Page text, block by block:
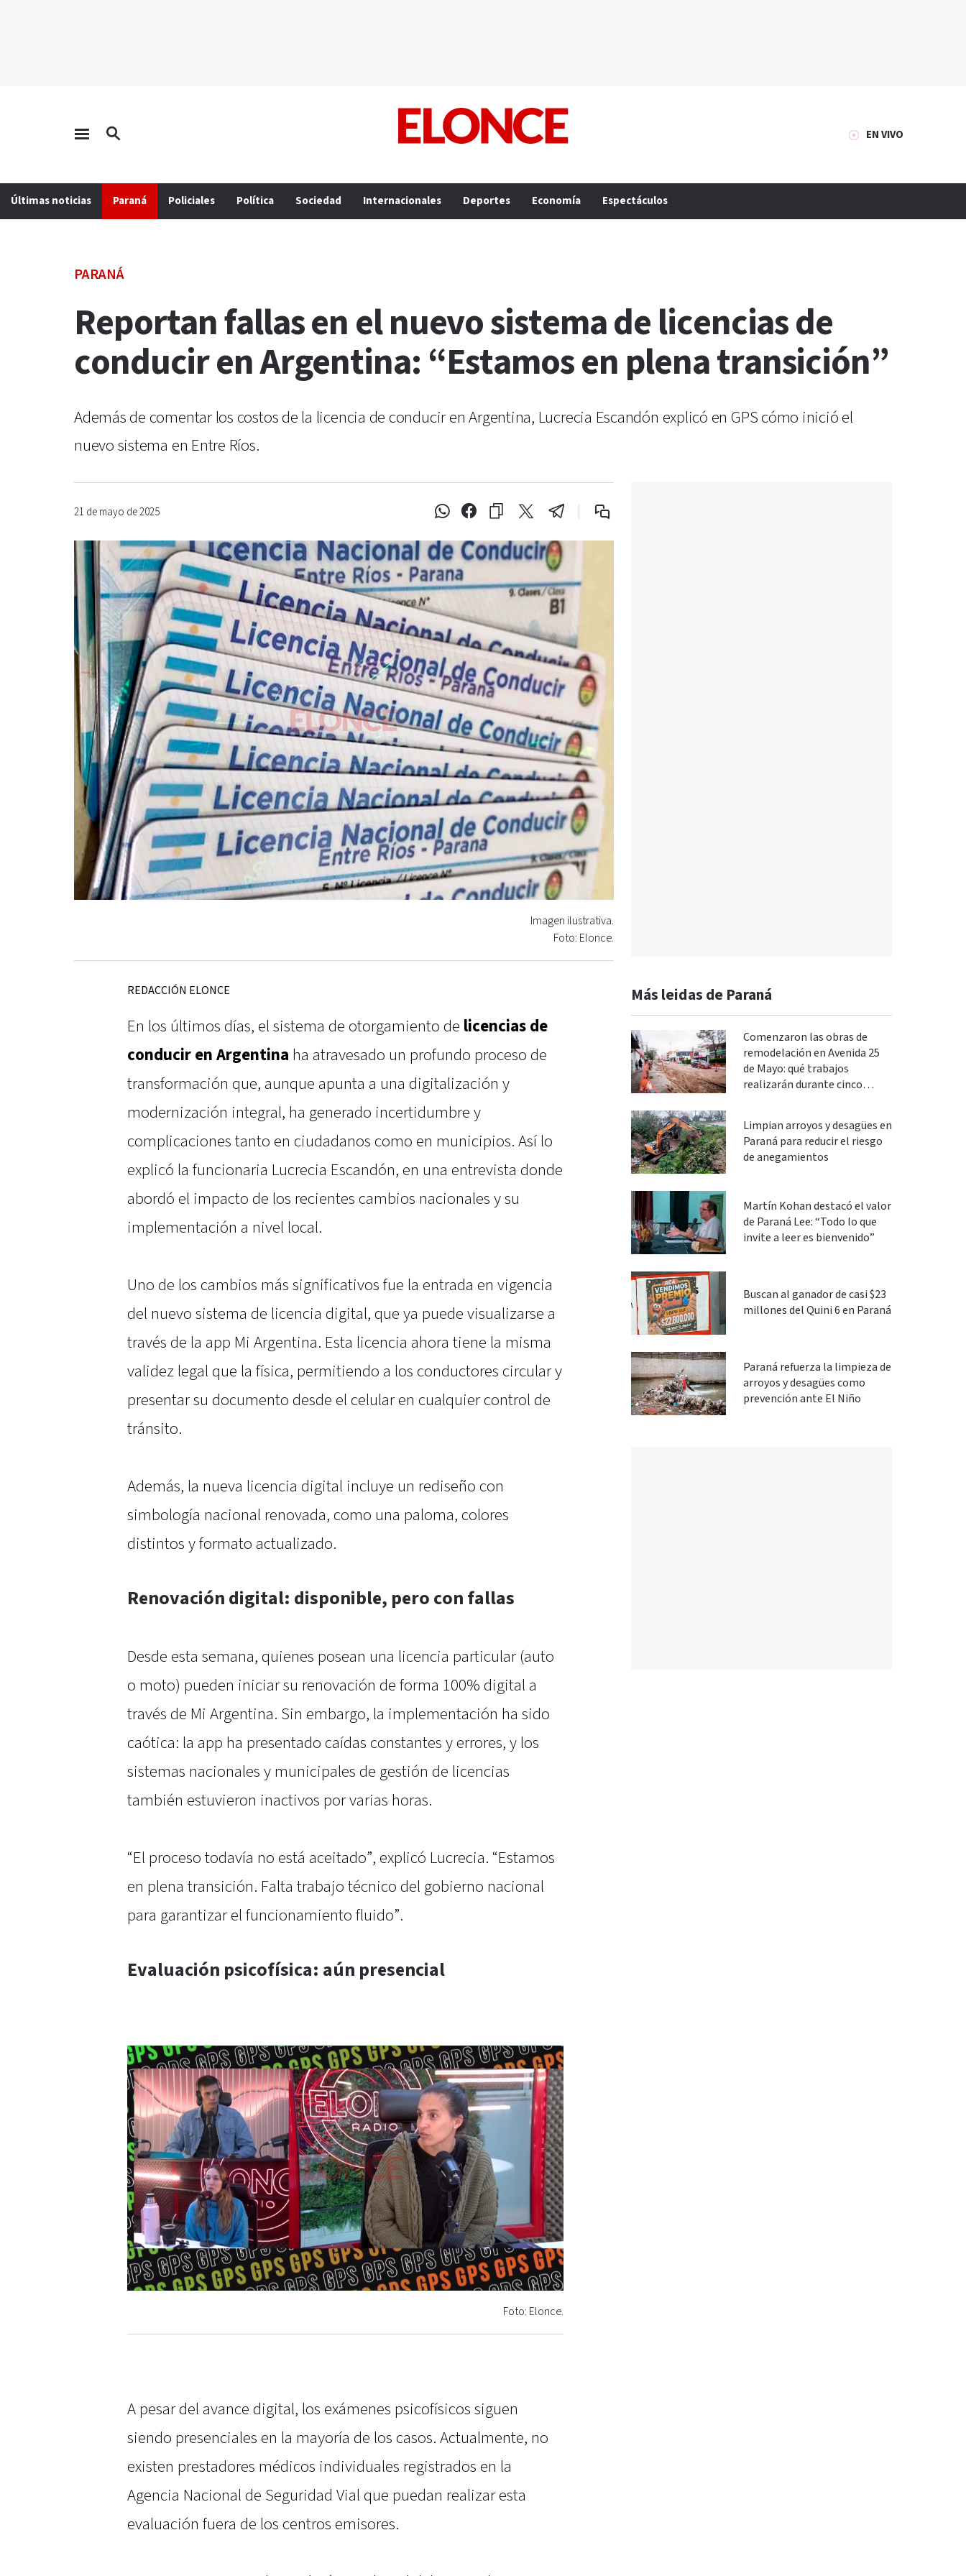
EN VIVO
Últimas noticias Paraná Policiales Política Sociedad Internacionales Deportes Economía Espectáculos
PARANÁ
Reportan fallas en el nuevo sistema de licencias de
conducir en Argentina: “Estamos en plena transición”
Además de comentar los costos de la licencia de conducir en Argentina, Lucrecia Escandón explicó en GPS cómo inició el
nuevo sistema en Entre Ríos.
21 de mayo de 2025
Imagen ilustrativa.
Foto: Elonce.
REDACCIÓN ELONCE
En los últimos días, el sistema de otorgamiento de licencias de
conducir en Argentina ha atravesado un profundo proceso de
transformación que, aunque apunta a una digitalización y
modernización integral, ha generado incertidumbre y
complicaciones tanto en ciudadanos como en municipios. Así lo
explicó la funcionaria Lucrecia Escandón, en una entrevista donde
abordó el impacto de los recientes cambios nacionales y su
implementación a nivel local.
Uno de los cambios más significativos fue la entrada en vigencia
del nuevo sistema de licencia digital, que ya puede visualizarse a
través de la app Mi Argentina. Esta licencia ahora tiene la misma
validez legal que la física, permitiendo a los conductores circular y
presentar su documento desde el celular en cualquier control de
tránsito.
Además, la nueva licencia digital incluye un rediseño con
simbología nacional renovada, como una paloma, colores
distintos y formato actualizado.
Renovación digital: disponible, pero con fallas
Desde esta semana, quienes posean una licencia particular (auto
o moto) pueden iniciar su renovación de forma 100% digital a
través de Mi Argentina. Sin embargo, la implementación ha sido
caótica: la app ha presentado caídas constantes y errores, y los
sistemas nacionales y municipales de gestión de licencias
también estuvieron inactivos por varias horas.
“El proceso todavía no está aceitado”, explicó Lucrecia. “Estamos
en plena transición. Falta trabajo técnico del gobierno nacional
para garantizar el funcionamiento fluido”.
Evaluación psicofísica: aún presencial
Foto: Elonce.
A pesar del avance digital, los exámenes psicofísicos siguen
siendo presenciales en la mayoría de los casos. Actualmente, no
existen prestadores médicos individuales registrados en la
Agencia Nacional de Seguridad Vial que puedan realizar esta
evaluación fuera de los centros emisores.
Más leidas de Paraná
Comenzaron las obras de
remodelación en Avenida 25
de Mayo: qué trabajos
realizarán durante cinco
Limpian arroyos y desagües en
Paraná para reducir el riesgo
de anegamientos
Martín Kohan destacó el valor
de Paraná Lee: “Todo lo que
invite a leer es bienvenido”
Buscan al ganador de casi $23
millones del Quini 6 en Paraná
Paraná refuerza la limpieza de
arroyos y desagües como
prevención ante El Niño